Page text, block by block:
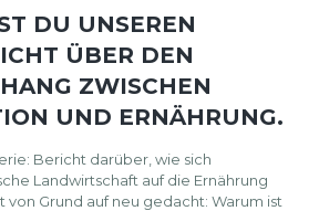
DU UNSEREN
ÜBER DEN
ZWISCHEN
UND ERNÄHRUNG.
Bericht darüber, wie sich
Landwirtschaft auf die Ernährung
von Grund auf neu gedacht: Warum ist